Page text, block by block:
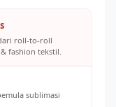
roll-to-roll
fashion tekstil.
sublimasi